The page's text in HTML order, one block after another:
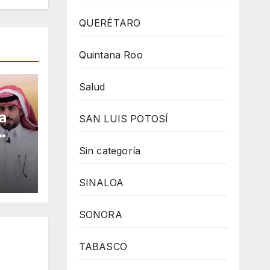
QUERÉTARO
Quintana Roo
Salud
SAN LUIS POTOSÍ
Sin categoría
SINALOA
SONORA
TABASCO